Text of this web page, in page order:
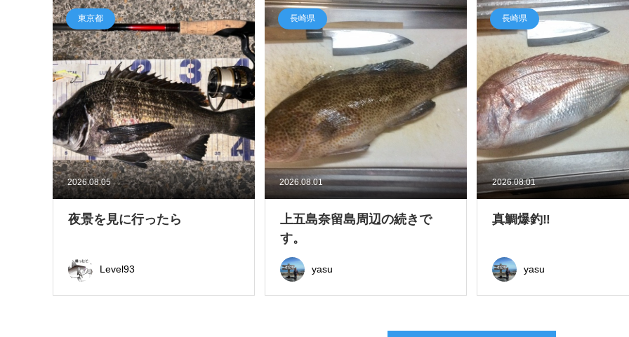
2026.08.05
東京都
夜景を見に行ったら
Level93
2026.08.01
長崎県
上五島奈留島周辺の続きで
す。
yasu
2026.08.01
長崎県
真鯛爆釣‼
yasu